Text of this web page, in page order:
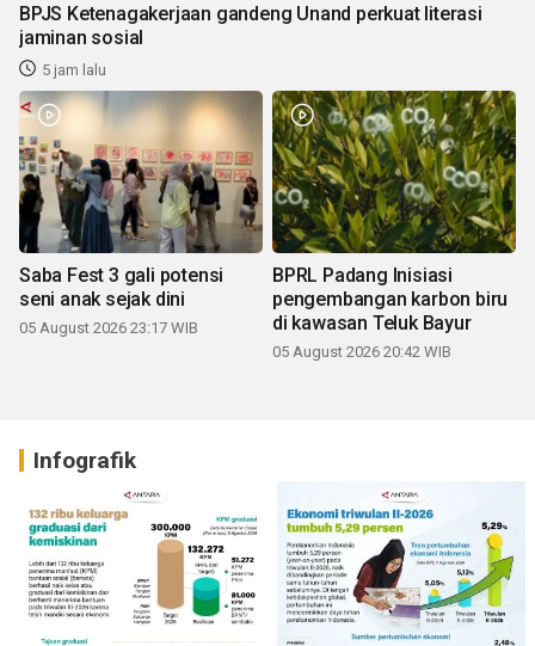
BPJS Ketenagakerjaan gandeng Unand perkuat literasi
jaminan sosial
5 jam lalu
Saba Fest 3 gali potensi
seni anak sejak dini
05 August 2026 23:17 WIB
BPRL Padang Inisiasi
pengembangan karbon biru
di kawasan Teluk Bayur
05 August 2026 20:42 WIB
Infografik